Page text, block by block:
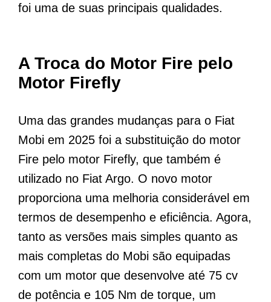
foi uma de suas principais qualidades.
A Troca do Motor Fire pelo
Motor Firefly
Uma das grandes mudanças para o Fiat
Mobi em 2025 foi a substituição do motor
Fire pelo motor Firefly, que também é
utilizado no Fiat Argo. O novo motor
proporciona uma melhoria considerável em
termos de desempenho e eficiência. Agora,
tanto as versões mais simples quanto as
mais completas do Mobi são equipadas
com um motor que desenvolve até 75 cv
de potência e 105 Nm de torque, um